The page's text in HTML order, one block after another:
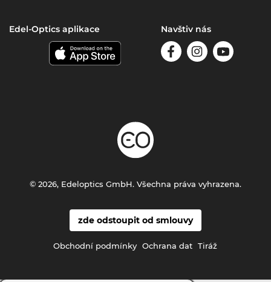
Edel-Optics aplikace Navštiv nás
zde odstoupit od smlouvy
Obchodní podmínky Ochrana dat Tiráž
© 2026, Edeloptics GmbH. Všechna práva vyhrazena.